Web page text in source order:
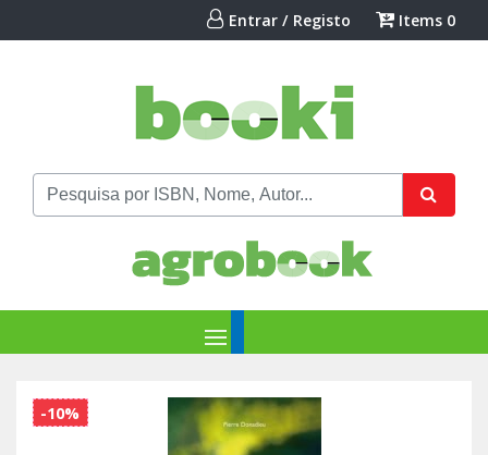
Entrar / Registo Items 0
-10%